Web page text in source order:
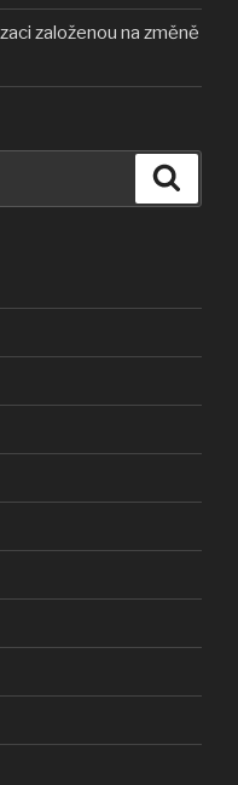
založenou na změně